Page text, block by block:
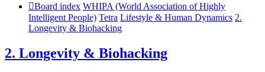
Board index WHIPA (World Association of Highly
Intelligent People) Tetra Lifestyle & Human Dynamics 2.
Longevity & Biohacking
2. Longevity & Biohacking